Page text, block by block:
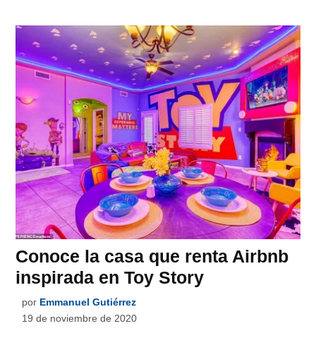
Conoce la casa que renta Airbnb
inspirada en Toy Story
por Emmanuel Gutiérrez
19 de noviembre de 2020